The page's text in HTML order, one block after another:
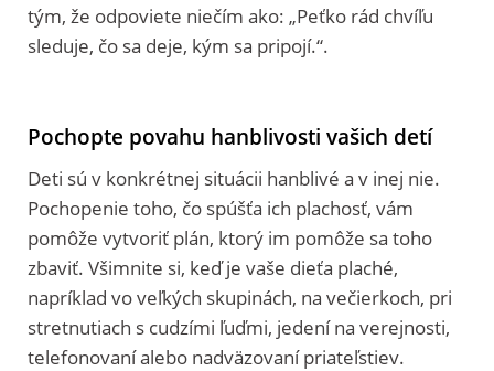
tým, že odpoviete niečím ako: „Peťko rád chvíľu
sleduje, čo sa deje, kým sa pripojí.“.
Pochopte povahu hanblivosti vašich detí
Deti sú v konkrétnej situácii hanblivé a v inej nie.
Pochopenie toho, čo spúšťa ich plachosť, vám
pomôže vytvoriť plán, ktorý im pomôže sa toho
zbaviť. Všimnite si, keď je vaše dieťa plaché,
napríklad vo veľkých skupinách, na večierkoch, pri
stretnutiach s cudzími ľuďmi, jedení na verejnosti,
telefonovaní alebo nadväzovaní priateľstiev.